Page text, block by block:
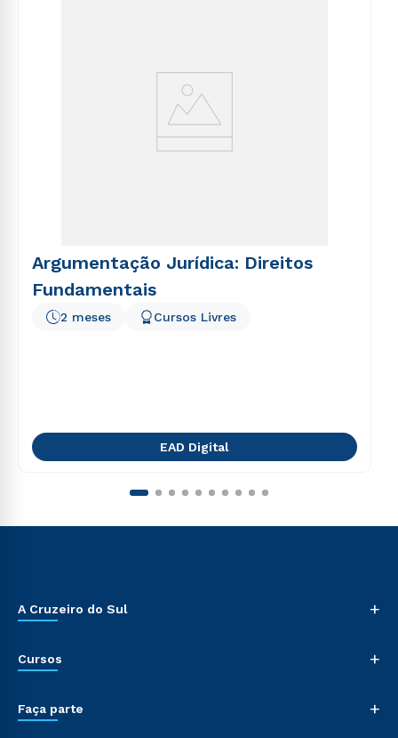
Argumentação Jurídica: Direitos
Fundamentais
2 meses Cursos Livres
EAD Digital
A Cruzeiro do Sul +
Cursos +
Faça parte +